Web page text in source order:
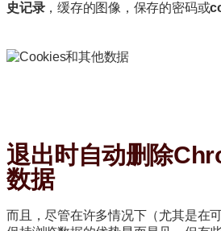
史记录，缓存的图像，保存的密码或
退出时自动删除
数据
而且，尽管在许多情况下（尤其是在